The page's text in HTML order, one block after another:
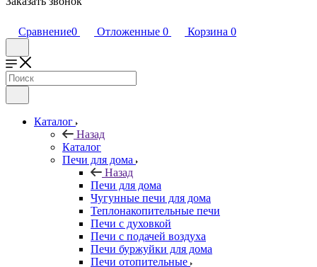
Сравнение0 Отложенные 0 Корзина 0
Каталог
Назад
Каталог
Печи для дома
Назад
Печи для дома
Чугунные печи для дома
Теплонакопительные печи
Печи с духовкой
Печи с подачей воздуха
Печи буржуйки для дома
Печи отопительные